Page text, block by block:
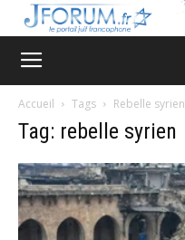
Accueil Tags Rebelle syrien
Tag: rebelle syrien